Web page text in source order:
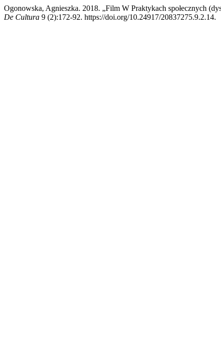
Ogonowska, Agnieszka. 2018. „Film W Praktykach społecznych
De Cultura 9 (2):172-92. https://doi.org/10.24917/20837275.9.2.14.